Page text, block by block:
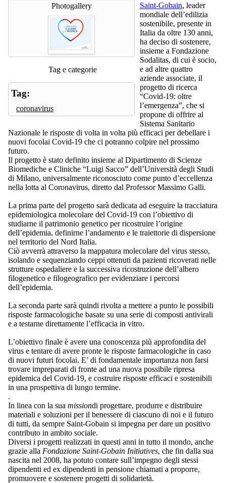
Photogallery
Tag e categorie
Tag:
coronavirus
Saint-Gobain, leader
mondiale dell’edilizia
sostenibile, presente in
Italia da oltre 130 anni,
ha deciso di sostenere,
insieme a Fondazione
Sodalitas, di cui è socio,
e ad altre quattro
aziende associate, il
progetto di ricerca
“Covid-19: oltre
l’emergenza”, che si
propone di offrire al
Sistema Sanitario
Nazionale le risposte di volta in volta più efficaci per debellare i
nuovi focolai Covid-19 che ci potranno colpire nel prossimo
futuro.
Il progetto è stato definito insieme al Dipartimento di Scienze
Biomediche e Cliniche “Luigi Sacco” dell’Università degli Studi
di Milano, universalmente riconosciuto come punto d’eccellenza
nella lotta al Coronavirus, diretto dal Professor Massimo Galli.
La prima parte del progetto sarà dedicata ad eseguire la tracciatura
epidemiologica molecolare del Covid-19 con l’obiettivo di
studiarne il patrimonio genetico per ricostruire l’origine
dell’epidemia, definirne l’andamento e le traiettorie di dispersione
nel territorio del Nord Italia.
Ciò avverrà attraverso la mappatura molecolare del virus stesso,
isolando e sequenziando ceppi ottenuti da pazienti ricoverati nelle
strutture ospedaliere e la successiva ricostruzione dell’albero
filogenetico e filogeografico per evidenziare i percorsi
dell’epidemia.
La seconda parte sarà quindi rivolta a mettere a punto le possibili
risposte farmacologiche basate su una serie di composti antivirali
e a testarne direttamente l’efficacia in vitro.
L’obiettivo finale è avere una conoscenza più approfondita del
virus e tentare di avere pronte le risposte farmacologiche in caso
di nuovi futuri focolai. E’ di fondamentale importanza non farsi
trovare impreparati di fronte ad una nuova possibile ripresa
epidemica del Covid-19, e costruire risposte efficaci e sostenibili
in una prospettiva di lungo termine.
.
In linea con la sua missiondi progettare, produrre e distribuire
materiali e soluzioni per il benessere di ciascuno di noi e il futuro
di tutti, da sempre Saint-Gobain si impegna per dare un positivo
contributo in ambito sociale.
Diversi i progetti realizzati in questi anni in tutto il mondo, anche
grazie alla Fondazione Saint-Gobain Initiatives, che fin dalla sua
nascita nel 2008, ha potuto contare sull’impegno degli stessi
dipendenti ed ex dipendenti in pensione chiamati a proporre,
promuovere e sostenere progetti di solidarietà.